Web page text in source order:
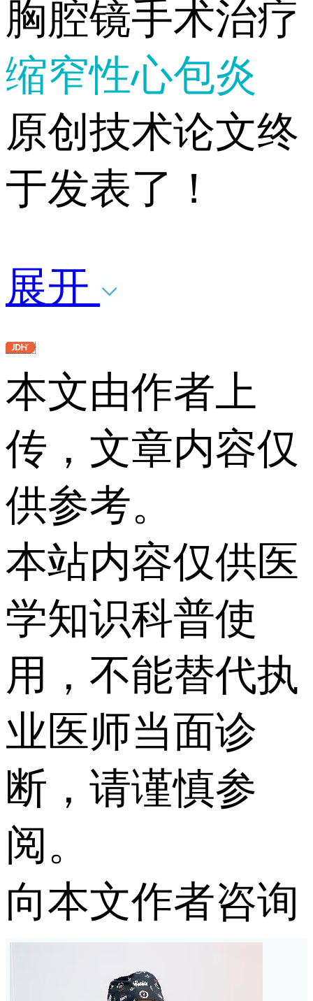
胸腔镜手术治疗
缩窄性心包炎
原创技术论文终
于发表了！
展开
本文由作者上
传，文章内容仅
供参考。
本站内容仅供医
学知识科普使
用，不能替代执
业医师当面诊
断，请谨慎参
阅。
向本文作者咨询